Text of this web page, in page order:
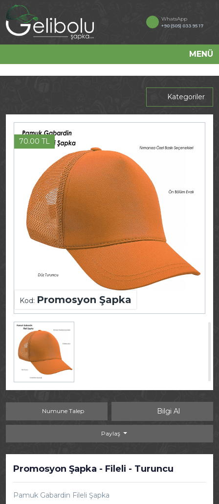
WhatsApp
+90 (505) 033 95 17
MENÜ
Kategoriler
70.00 TL
Kod: Promosyon Şapka
Numune Talep Bilgi Al
Paylaş
Promosyon Şapka - Fileli - Turuncu
Pamuk Gabardin Fileli Şapka